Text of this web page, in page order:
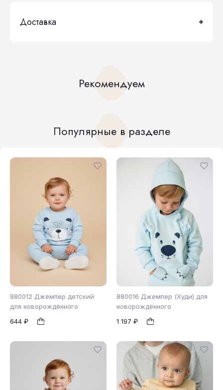
Доставка
Рекомендуем
Популярные в разделе
880012 Джемпер детский
для новорождённого
644 ₽
74 80
880016 Джемпер (Худи) для
новорождённого
1 197 ₽
86 98